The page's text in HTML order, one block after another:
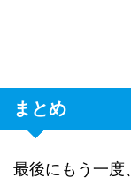
まとめ
最後にもう一度